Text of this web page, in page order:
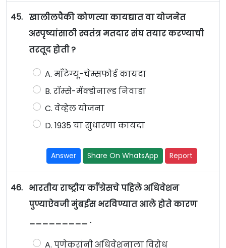
45. खालीलपैकी कोणत्या कायद्यात वा योजनेत
अस्पृष्यांसाठी स्वतंत्र मतदार संघ तयार करण्याची
तरतूद होती ?
A. माँटेग्यू-चेम्सफोर्ड कायदा
B. रॉम्से-मॅक्डोनाल्ड निवाडा
C. वेव्हेल योजना
D. 1935 चा सुधारणा कायदा
Answer Share On WhatsApp Report
46. भारतीय राष्ट्रीय काँग्रेसचे पहिले अधिवेशन
पुण्याऐवजी मुंबईस भरविण्यात आले होते कारण
_________ .
A. पुणेकरांनी अधिवेशनाला विरोध